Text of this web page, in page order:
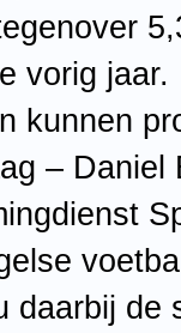
vorig
kunnen
– Daniel
daarbij de